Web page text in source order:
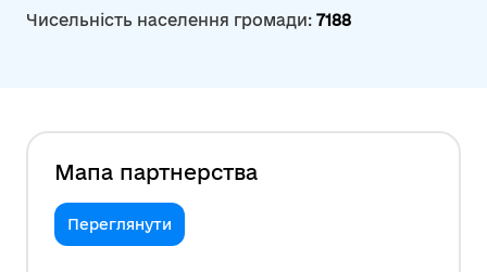
Чисельність населення громади: 7188
Мапа партнерства
Переглянути